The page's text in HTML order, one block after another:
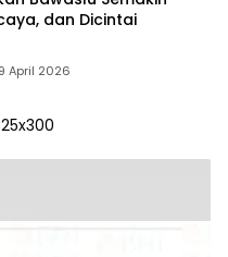
dan Dicintai
9 April 2026